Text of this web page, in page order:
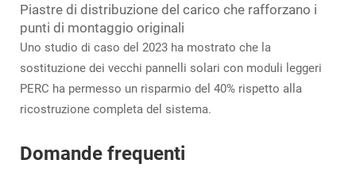
Piastre di distribuzione del carico che rafforzano i
punti di montaggio originali
Uno studio di caso del 2023 ha mostrato che la
sostituzione dei vecchi pannelli solari con moduli leggeri
PERC ha permesso un risparmio del 40% rispetto alla
ricostruzione completa del sistema.
Domande frequenti